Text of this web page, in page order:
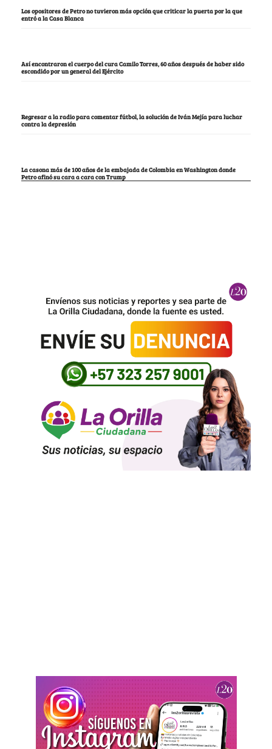
Los opositores de Petro no tuvieron más opción que criticar la puerta por la que
entró a la Casa Blanca
Así encontraron el cuerpo del cura Camilo Torres, 60 años después de haber sido
escondido por un general del Ejército
Regresar a la radio para comentar fútbol, la solución de Iván Mejía para luchar
contra la depresión
La casona más de 100 años de la embajada de Colombia en Washington donde
Petro afinó su cara a cara con Trump